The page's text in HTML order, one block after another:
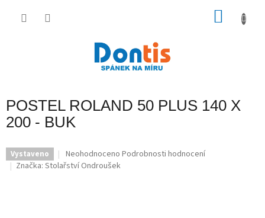
POSTEL ROLAND 50 PLUS 140 X
200 - BUK
Vystaveno
Průměrné
hodnocení
Neohodnoceno Podrobnosti hodnocení
Značka: Stolařství Ondroušek